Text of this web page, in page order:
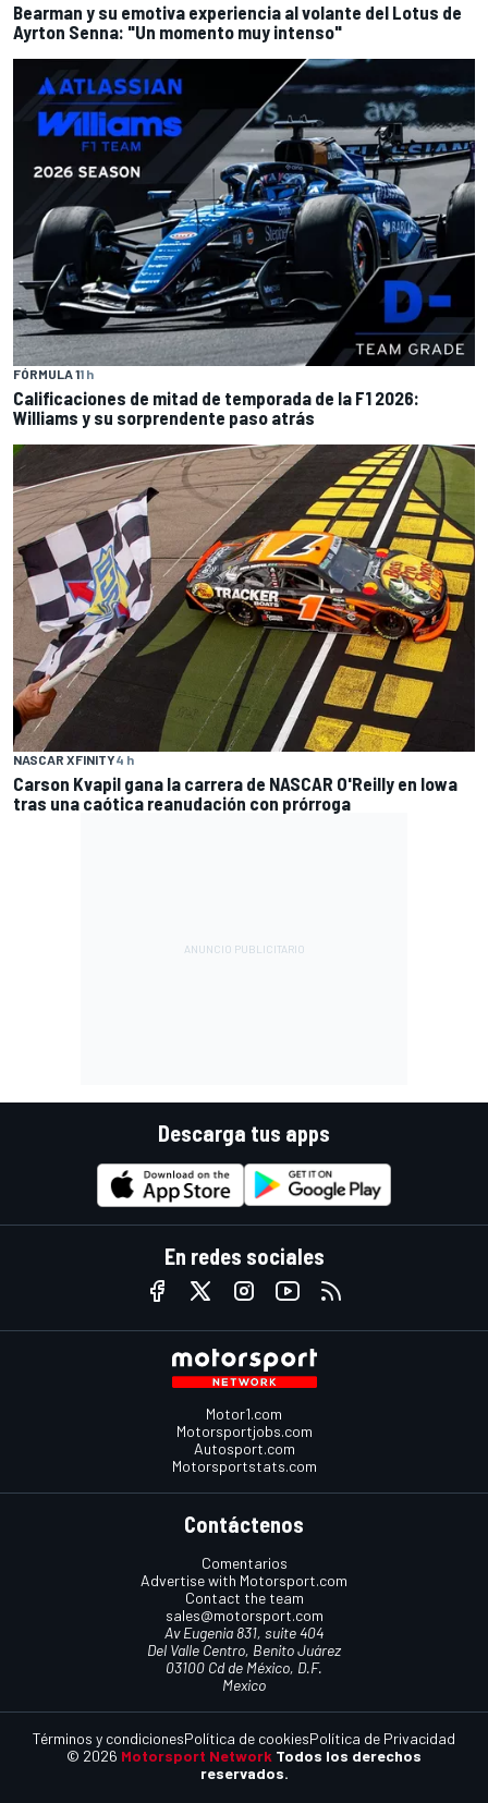
Bearman y su emotiva experiencia al volante del Lotus de
Ayrton Senna: "Un momento muy intenso"
FÓRMULA 11 h
Calificaciones de mitad de temporada de la F1 2026:
Williams y su sorprendente paso atrás
NASCAR XFINITY4 h
Carson Kvapil gana la carrera de NASCAR O'Reilly en Iowa
tras una caótica reanudación con prórroga
Descarga tus apps
En redes sociales
Motor1.com
Motorsportjobs.com
Autosport.com
Motorsportstats.com
Contáctenos
Comentarios
Advertise with Motorsport.com
Contact the team
sales@motorsport.com
Av Eugenia 831, suite 404
Del Valle Centro, Benito Juárez
03100 Cd de México, D.F.
Mexico
© 2026 Motorsport Network Todos los derechos
reservados.
Términos y condicionesPolítica de cookiesPolítica de Privacidad